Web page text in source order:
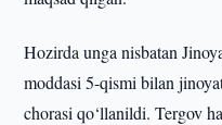
Hozirda unga nisbatan
moddasi 5-qismi bilan
chorasi qo‘llanildi. Tergov